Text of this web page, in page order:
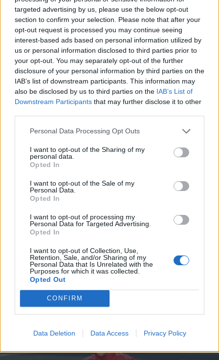
targeted advertising by us, please use the below opt-out
section to confirm your selection. Please note that after your
opt-out request is processed you may continue seeing
interest-based ads based on personal information utilized by
us or personal information disclosed to third parties prior to
your opt-out. You may separately opt-out of the further
disclosure of your personal information by third parties on the
IAB’s list of downstream participants. This information may
also be disclosed by us to third parties on the IAB’s List of
Downstream Participants that may further disclose it to other
Personal Data Processing Opt Outs
I want to opt-out of the Sharing of my
personal data.
Opted In
I want to opt-out of the Sale of my
Personal Data.
Opted In
I want to opt-out of processing my
Personal Data for Targeted Advertising.
Opted In
I want to opt-out of Collection, Use,
Retention, Sale, and/or Sharing of my
Personal Data that Is Unrelated with the
Purposes for which it was collected.
Opted Out
CONFIRM
Data Deletion Data Access Privacy Policy
Barcelonában
2025. április 21., hétfő
„Trónfosztás” a Forma–1-ben,
Piastri állt az élre a
pontversenyben